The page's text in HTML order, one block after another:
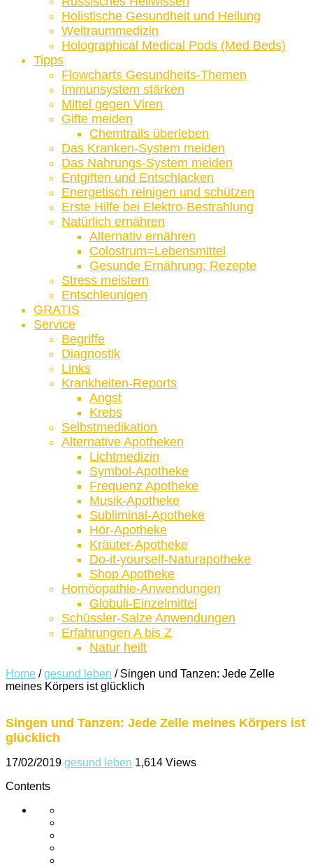
Holistische Gesundheit und Heilung
Weltraummedizin
Holographical Medical Pods (Med Beds)
Tipps
Flowcharts Gesundheits-Themen
Immunsystem stärken
Mittel gegen Viren
Gifte meiden
Chemtrails überleben
Das Kranken-System meiden
Das Nahrungs-System meiden
Entgiften und Entschlacken
Energetisch reinigen und schützen
Erste Hilfe bei Elektro-Bestrahlung
Natürlich ernähren
Alternativ ernähren
Colostrum=Lebensmittel
Gesunde Ernährung: Rezepte
Stress meistern
Entschleunigen
GRATIS
Service
Begriffe
Diagnostik
Links
Krankheiten-Reports
Angst
Krebs
Selbstmedikation
Alternative Apotheken
Lichtmedizin
Symbol-Apotheke
Frequenz Apotheke
Musik-Apotheke
Subliminal-Apotheke
Hör-Apotheke
Kräuter-Apotheke
Do-it-yourself-Naturapotheke
Shop Apotheke
Homöopathie-Anwendungen
Globuli-Einzelmittel
Schüssler-Salze Anwendungen
Erfahrungen A bis Z
Natur heilt
Home / gesund leben / Singen und Tanzen: Jede Zelle
meines Körpers ist glücklich
Singen und Tanzen: Jede Zelle meines Körpers ist
glücklich
17/02/2019 gesund leben 1,614 Views
Contents